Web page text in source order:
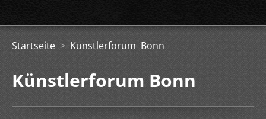
Startseite > Künstlerforum Bonn
Künstlerforum Bonn